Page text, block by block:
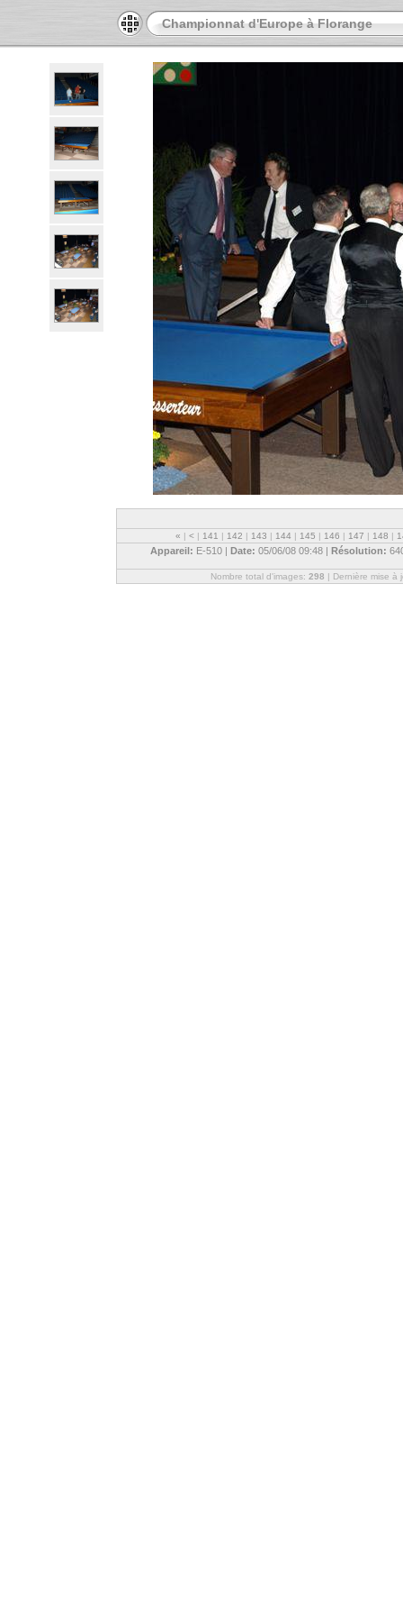
Championnat d'Europe à Florange
« | < | 141 | 142 | 143 | 144 | 145 | 146 | 147 | 148 |
Appareil: E-510 | Date: 05/06/08 09:48 | Résolution:
Nombre total d'images: 298 | Dernière mise à